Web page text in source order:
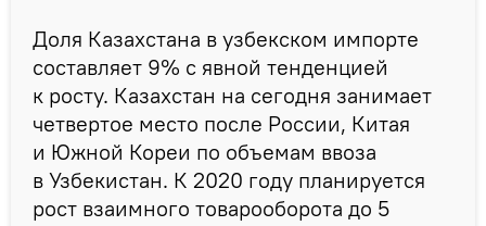
Доля Казахстана в узбекском импорте
составляет 9% с явной тенденцией
к росту. Казахстан на сегодня занимает
четвертое место после России, Китая
и Южной Кореи по объемам ввоза
в Узбекистан. К 2020 году планируется
рост взаимного товарооборота до 5